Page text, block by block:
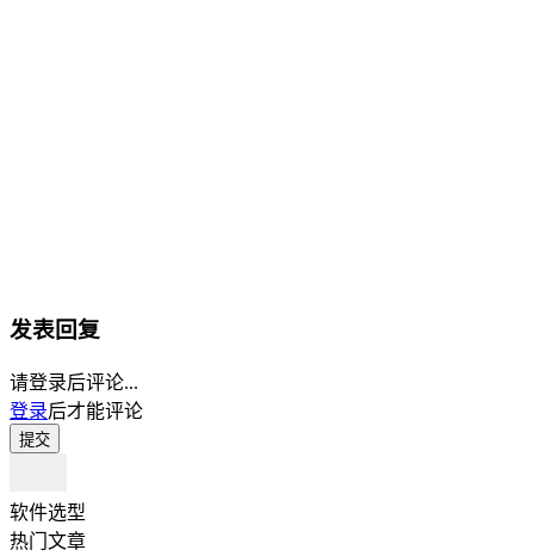
发表回复
请登录后评论...
登录后才能评论
提交
软件选型
热门文章